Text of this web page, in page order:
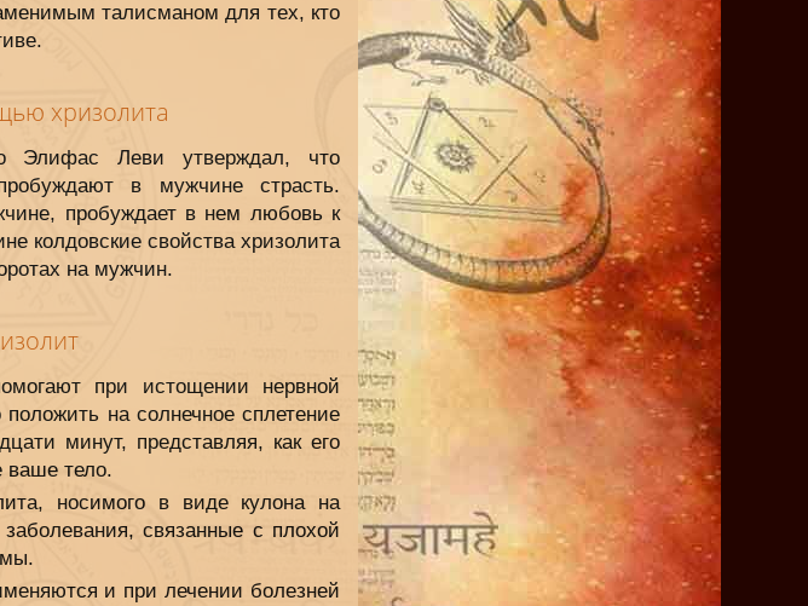
талисманом для тех, кто
хризолита
Элифас Леви утверждал, что
в мужчине страсть.
пробуждает в нем любовь к
колдовские свойства хризолита
на мужчин.
при истощении нервной
на солнечное сплетение
минут, представляя, как его
ваше тело.
носимого в виде кулона на
связанные с плохой
и при лечении болезней